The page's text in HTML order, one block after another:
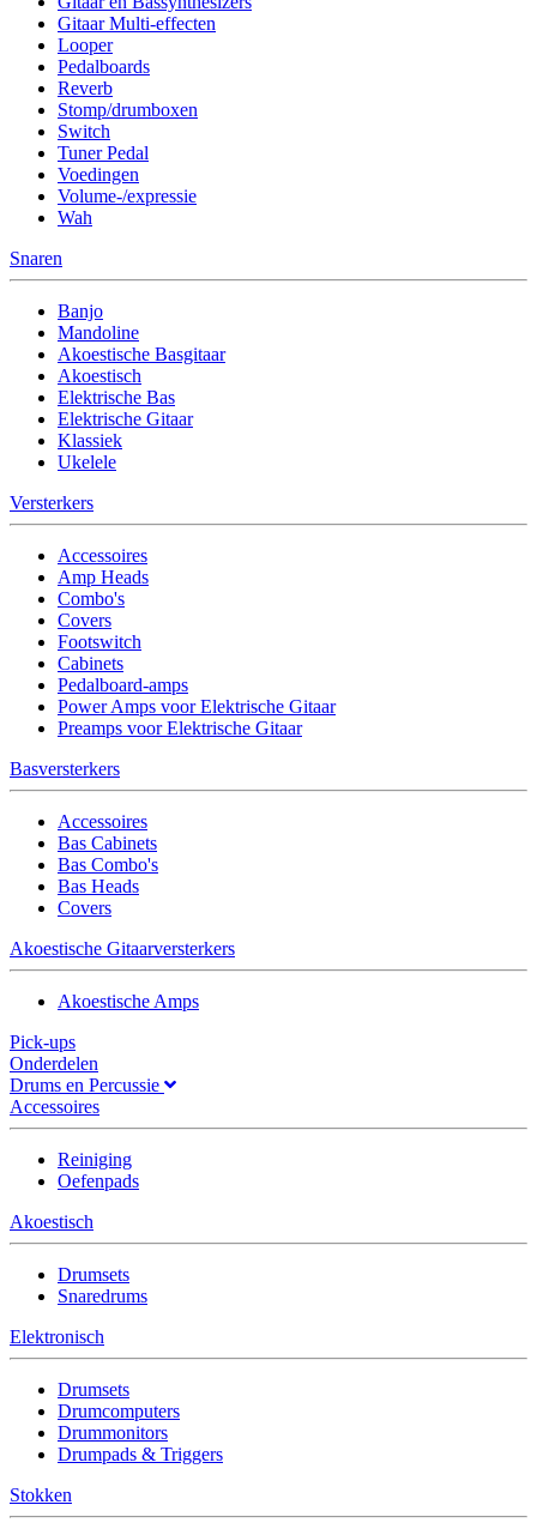
Gitaar Multi-effecten
Looper
Pedalboards
Reverb
Stomp/drumboxen
Switch
Tuner Pedal
Voedingen
Volume-/expressie
Wah
Snaren
Banjo
Mandoline
Akoestische Basgitaar
Akoestisch
Elektrische Bas
Elektrische Gitaar
Klassiek
Ukelele
Versterkers
Accessoires
Amp Heads
Combo's
Covers
Footswitch
Cabinets
Pedalboard-amps
Power Amps voor Elektrische Gitaar
Preamps voor Elektrische Gitaar
Basversterkers
Accessoires
Bas Cabinets
Bas Combo's
Bas Heads
Covers
Akoestische Gitaarversterkers
Akoestische Amps
Pick-ups
Onderdelen
Drums en Percussie
Accessoires
Reiniging
Oefenpads
Akoestisch
Drumsets
Snaredrums
Elektronisch
Drumsets
Drumcomputers
Drummonitors
Drumpads & Triggers
Stokken